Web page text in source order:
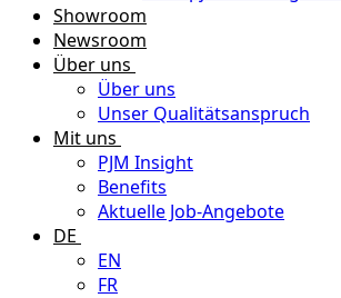
Showroom
Newsroom
Über uns
Über uns
Unser Qualitätsanspruch
Mit uns
PJM Insight
Benefits
Aktuelle Job-Angebote
DE
EN
FR